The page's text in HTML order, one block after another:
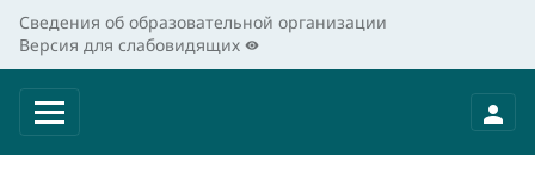
Сведения об образовательной организации
Версия для слабовидящих